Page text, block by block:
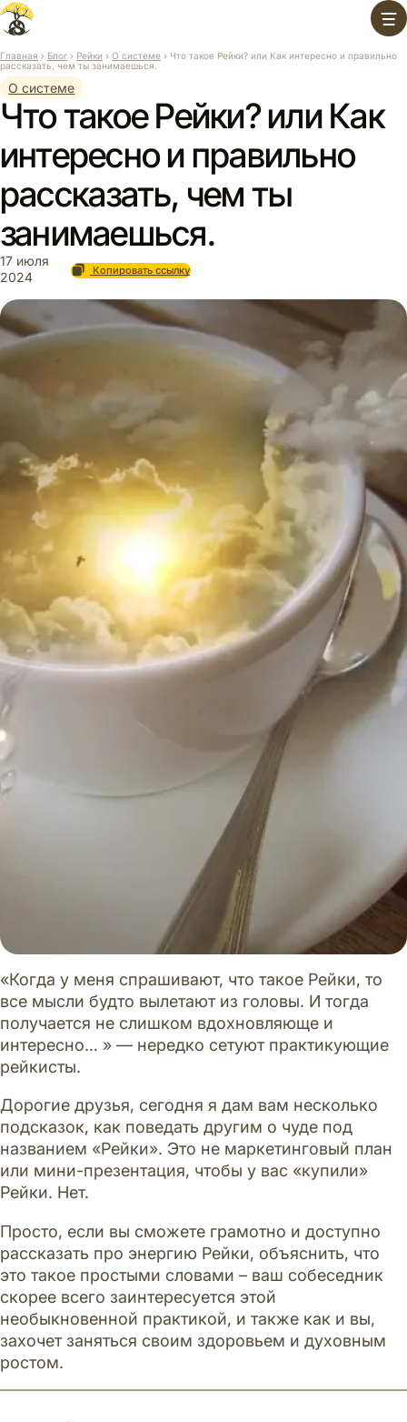
Перейти
содержимому
Главная › Блог › Рейки › О системе › Что такое Рейки? или Как интересно и правильно
рассказать, чем ты занимаешься.
О системе
Что такое Рейки? или Как
интересно и правильно
рассказать, чем ты
занимаешься.
17 июля
2024
Копировать ссылку
«Когда у меня спрашивают, что такое Рейки, то
все мысли будто вылетают из головы. И тогда
получается не слишком вдохновляюще и
интересно… » — нередко сетуют практикующие
рейкисты.
Дорогие друзья, сегодня я дам вам несколько
подсказок, как поведать другим о чуде под
названием «Рейки». Это не маркетинговый план
или мини-презентация, чтобы у вас «купили»
Рейки. Нет.
Просто, если вы сможете грамотно и доступно
рассказать про энергию Рейки, объяснить, что
это такое простыми словами – ваш собеседник
скорее всего заинтересуется этой
необыкновенной практикой, и также как и вы,
захочет заняться своим здоровьем и духовным
ростом.